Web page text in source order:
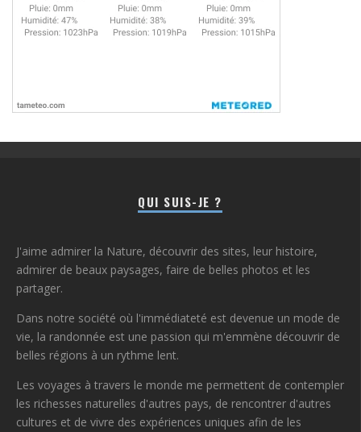
QUI SUIS-JE ?
J'aime admirer la Nature, découvrir des sites, leur histoire,
admirer de beaux paysages, faire de belles photos et les
partager.
Dans notre société où l'immédiateté est devenue un mode de
vie, la randonnée est une passion qui m'emmène découvrir de
belles régions à un rythme lent.
Les voyages à travers le monde me permettent de contempler
les richesses naturelles d'autres pays, de rencontrer d'autres
cultures et de vivre des expériences uniques afin de les